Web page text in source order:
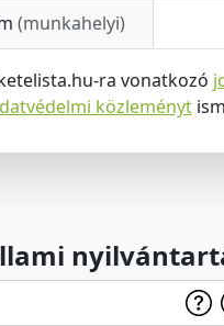
(munkahelyi)
ra vonatkozó
közleményt